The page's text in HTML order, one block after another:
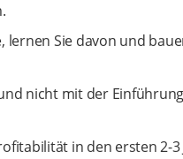
lernen Sie davon und
nicht mit der
in den ersten 2-3